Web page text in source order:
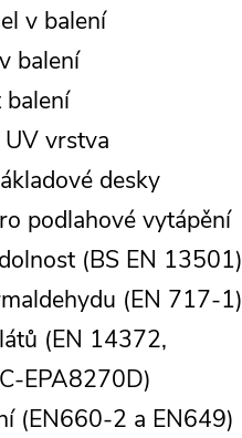
v balení
balení
vrstva
desky
podlahové vytápění
(BS EN 13501)
(EN 717-1)
(EN 14372,
EPA8270D)
(EN660-2 a EN649)